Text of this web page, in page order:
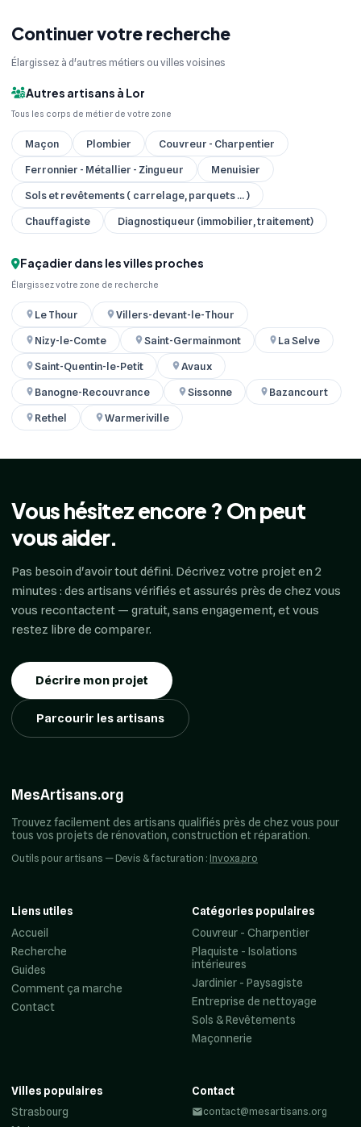
Continuer votre recherche
Élargissez à d'autres métiers ou villes voisines
Autres artisans à Lor
Tous les corps de métier de votre zone
Maçon Plombier
Couvreur - Charpentier
Ferronnier - Métallier - Zingueur
Menuisier
Sols et revêtements ( carrelage, parquets ... )
Chauffagiste
Diagnostiqueur (immobilier, traitement)
Façadier dans les villes proches
Élargissez votre zone de recherche
Le Thour
Villers-devant-le-Thour
Nizy-le-Comte
Saint-Germainmont
La Selve
Saint-Quentin-le-Petit
Avaux
Banogne-Recouvrance
Sissonne
Bazancourt
Rethel
Warmeriville
Vous hésitez encore ? On peut
vous aider.
Pas besoin d'avoir tout défini. Décrivez votre projet en 2
minutes : des artisans vérifiés et assurés près de chez vous
vous recontactent — gratuit, sans engagement, et vous
restez libre de comparer.
Décrire mon projet
Parcourir les artisans
MesArtisans.org
Trouvez facilement des artisans qualifiés près de chez vous pour
tous vos projets de rénovation, construction et réparation.
Outils pour artisans — Devis & facturation : Invoxa.pro
Liens utiles
Accueil
Recherche
Guides
Comment ça marche
Contact
Catégories populaires
Couvreur - Charpentier
Plaquiste - Isolations
intérieures
Jardinier - Paysagiste
Entreprise de nettoyage
Sols & Revêtements
Maçonnerie
Villes populaires
Strasbourg
Contact
contact@mesartisans.org